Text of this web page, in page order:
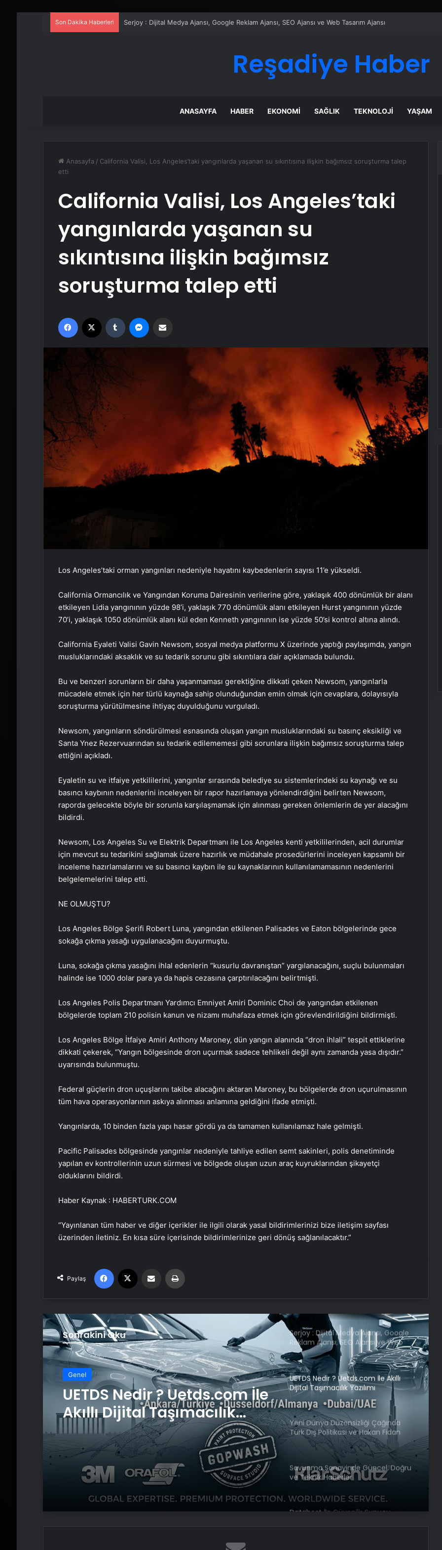
Son Dakika Haberleri UETDS Nedir ? Uetds.com İle Akıllı Dijital Taşımacılık Yazılımı
Reşadiye Haber
ANASAYFA HABER EKONOMI SAĞLIK TEKNOLOJI YAŞAM
Anasayfa / California Valisi, Los Angeles’taki yangınlarda yaşanan su sıkıntısına ilişkin bağımsız soruşturma talep
etti
California Valisi, Los Angeles’taki
yangınlarda yaşanan su
sıkıntısına ilişkin bağımsız
soruşturma talep etti
Facebook Tumblr
Los Angeles’taki orman yangınları nedeniyle hayatını kaybedenlerin sayısı 11’e yükseldi.
California Ormancılık ve Yangından Koruma Dairesinin verilerine göre, yaklaşık 400 dönümlük bir alanı
etkileyen Lidia yangınının yüzde 98’i, yaklaşık 770 dönümlük alanı etkileyen Hurst yangınının yüzde
70’i, yaklaşık 1050 dönümlük alanı kül eden Kenneth yangınının ise yüzde 50’si kontrol altına alındı.
California Eyaleti Valisi Gavin Newsom, sosyal medya platformu X üzerinde yaptığı paylaşımda, yangın
musluklarındaki aksaklık ve su tedarik sorunu gibi sıkıntılara dair açıklamada bulundu.
Bu ve benzeri sorunların bir daha yaşanmaması gerektiğine dikkati çeken Newsom, yangınlarla
mücadele etmek için her türlü kaynağa sahip olunduğundan emin olmak için cevaplara, dolayısıyla
soruşturma yürütülmesine ihtiyaç duyulduğunu vurguladı.
Newsom, yangınların söndürülmesi esnasında oluşan yangın musluklarındaki su basınç eksikliği ve
Santa Ynez Rezervuarından su tedarik edilememesi gibi sorunlara ilişkin bağımsız soruşturma talep
ettiğini açıkladı.
Eyaletin su ve itfaiye yetkililerini, yangınlar sırasında belediye su sistemlerindeki su kaynağı ve su
basıncı kaybının nedenlerini inceleyen bir rapor hazırlamaya yönlendirdiğini belirten Newsom,
raporda gelecekte böyle bir sorunla karşılaşmamak için alınması gereken önlemlerin de yer alacağını
bildirdi.
Newsom, Los Angeles Su ve Elektrik Departmanı ile Los Angeles kenti yetkililerinden, acil durumlar
için mevcut su tedarikini sağlamak üzere hazırlık ve müdahale prosedürlerini inceleyen kapsamlı bir
inceleme hazırlamalarını ve su basıncı kaybın ile su kaynaklarının kullanılamamasının nedenlerini
belgelemelerini talep etti.
NE OLMUŞTU?
Los Angeles Bölge Şerifi Robert Luna, yangından etkilenen Palisades ve Eaton bölgelerinde gece
sokağa çıkma yasağı uygulanacağını duyurmuştu.
Luna, sokağa çıkma yasağını ihlal edenlerin “kusurlu davranıştan” yargılanacağını, suçlu bulunmaları
halinde ise 1000 dolar para ya da hapis cezasına çarptırılacağını belirtmişti.
Los Angeles Polis Departmanı Yardımcı Emniyet Amiri Dominic Choi de yangından etkilenen
bölgelerde toplam 210 polisin kanun ve nizamı muhafaza etmek için görevlendirildiğini bildirmişti.
Los Angeles Bölge İtfaiye Amiri Anthony Maroney, dün yangın alanında “dron ihlali” tespit ettiklerine
dikkati çekerek, “Yangın bölgesinde dron uçurmak sadece tehlikeli değil aynı zamanda yasa dışıdır.”
uyarısında bulunmuştu.
Federal güçlerin dron uçuşlarını takibe alacağını aktaran Maroney, bu bölgelerde dron uçurulmasının
tüm hava operasyonlarının askıya alınması anlamına geldiğini ifade etmişti.
Yangınlarda, 10 binden fazla yapı hasar gördü ya da tamamen kullanılamaz hale gelmişti.
Pacific Palisades bölgesinde yangınlar nedeniyle tahliye edilen semt sakinleri, polis denetiminde
yapılan ev kontrollerinin uzun sürmesi ve bölgede oluşan uzun araç kuyruklarından şikayetçi
olduklarını bildirdi.
Haber Kaynak : HABERTURK.COM
“Yayınlanan tüm haber ve diğer içerikler ile ilgili olarak yasal bildirimlerinizi bize iletişim sayfası
üzerinden iletiniz. En kısa süre içerisinde bildirimlerinize geri dönüş sağlanılacaktır.”
Paylaş
Facebook Email'den paylaş
Sonrakini Oku
Genel
UETDS Nedir ? Uetds.com İle
Akıllı Dijital Taşımacılık
Yazılımı
DEM Parti’nin yeni yol haritası ne
olacak?
Sağlık Bakanlığı sözleşmeli personel
Serjoy : Dijital Medya Ajansı, Google
Reklam Ajansı, SEO Ajansı ve Web
Tasarım Ajansı
UETDS Nedir ? Uetds.com İle Akıllı
Dijital Taşımacılık Yazılımı
Yeni Dünya Düzensizliği Çağında
Türk Dış Politikası ve Hakan Fidan
Faktörü
Savunma Sanayinde Güncel, Doğru
ve Teknik Haberler
Datahost İle Güvenilir Sunucu